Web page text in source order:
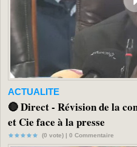
ACTUALITE
🔴 Direct - Révision de la
et Cie face à la presse
(0 vote) | 0 Commentaire